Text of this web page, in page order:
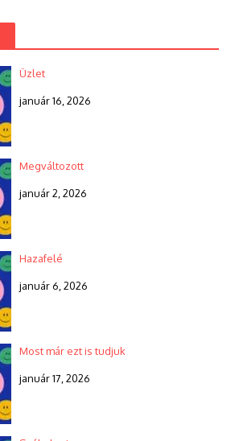
Üzlet
január 16, 2026
Megváltozott
január 2, 2026
Hazafelé
január 6, 2026
Most már ezt is tudjuk
január 17, 2026